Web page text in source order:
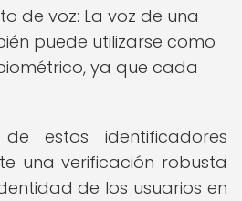
de voz: La voz de una
puede utilizarse como
ya que cada
estos identificadores
una verificación robusta
de los usuarios en